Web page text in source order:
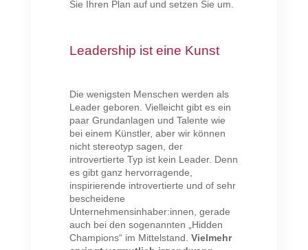
Sie Ihren Plan auf und setzen Sie um.
Leadership ist eine Kunst
Die wenigsten Menschen werden als
Leader geboren. Vielleicht gibt es ein
paar Grundanlagen und Talente wie
bei einem Künstler, aber wir können
nicht stereotyp sagen, der
introvertierte Typ ist kein Leader. Denn
es gibt ganz hervorragende,
inspirierende introvertierte und of sehr
bescheidene
Unternehmensinhaber:innen, gerade
auch bei den sogenannten „Hidden
Champions“ im Mittelstand. Vielmehr